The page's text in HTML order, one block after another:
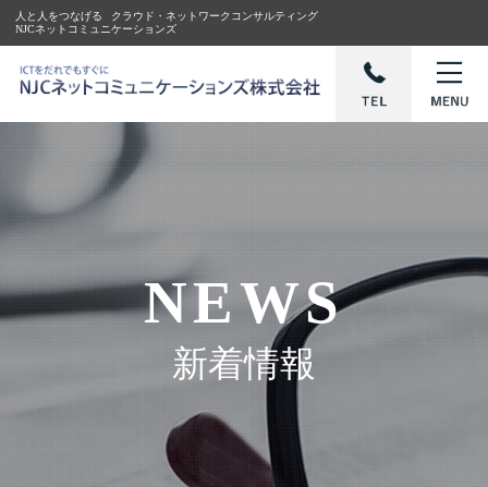
人と人をつなげる
クラウド・ネットワークコンサルティング
NJCネットコミュニケーションズ
NEWS
新着情報